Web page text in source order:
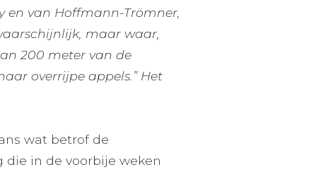
en van Hoffmann-Trömner,
maar waar,
200 meter van de
overrijpe appels.” Het
wat betrof de
die in de voorbije weken